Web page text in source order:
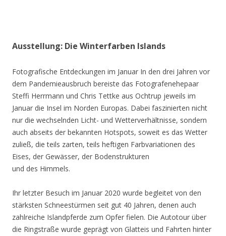
Ausstellung: Die Winterfarben Islands
Fotografische Entdeckungen im Januar In den drei Jahren vor
dem Pandemieausbruch bereiste das Fotografenehepaar
Steffi Herrmann und Chris Tettke aus Ochtrup jeweils im
Januar die Insel im Norden Europas. Dabei faszinierten nicht
nur die wechselnden Licht- und Wetterverhältnisse, sondern
auch abseits der bekannten Hotspots, soweit es das Wetter
zuließ, die teils zarten, teils heftigen Farbvariationen des
Eises, der Gewässer, der Bodenstrukturen
und des Himmels.
Ihr letzter Besuch im Januar 2020 wurde begleitet von den
stärksten Schneestürmen seit gut 40 Jahren, denen auch
zahlreiche Islandpferde zum Opfer fielen. Die Autotour über
die Ringstraße wurde geprägt von Glatteis und Fahrten hinter